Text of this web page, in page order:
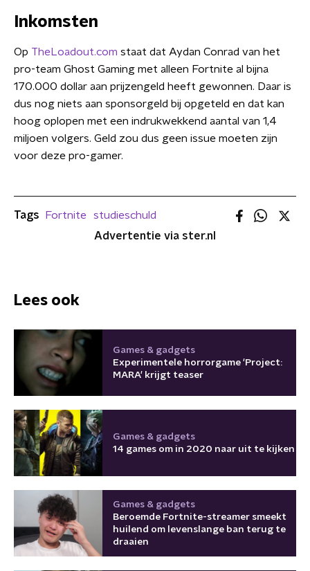
Inkomsten
Op TheLoadout.com staat dat Aydan Conrad van het
pro-team Ghost Gaming met alleen Fortnite al bijna
170.000 dollar aan prijzengeld heeft gewonnen. Daar is
dus nog niets aan sponsorgeld bij opgeteld en dat kan
hoog oplopen met een indrukwekkend aantal van 1,4
miljoen volgers. Geld zou dus geen issue moeten zijn
voor deze pro-gamer.
Tags Fortnite
studieschuld
Advertentie via ster.nl
Lees ook
Games & gadgets
Experimentele horrorgame 'Project:
MARA' krijgt teaser
Games & gadgets
14 games om in 2020 naar uit te kijken
Games & gadgets
Beroemde Fortnite-streamer smeekt
huilend om levenslange ban terug te
draaien